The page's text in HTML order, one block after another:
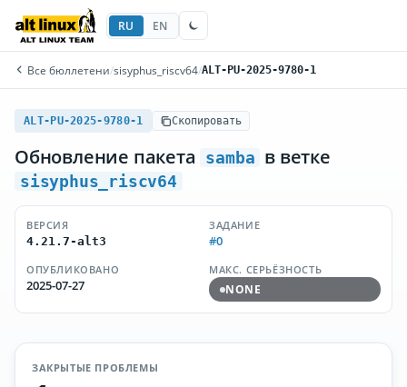
RU EN
Все бюллетени/sisyphus_riscv64/ALT-PU-2025-9780-1
ALT-PU-2025-9780-1 Скопировать
Обновление пакета samba в ветке
sisyphus_riscv64
ВЕРСИЯ
4.21.7-alt3
ЗАДАНИЕ
#0
ОПУБЛИКОВАНО
2025-07-27
МАКС. СЕРЬЁЗНОСТЬ
NONE
ЗАКРЫТЫЕ ПРОБЛЕМЫ